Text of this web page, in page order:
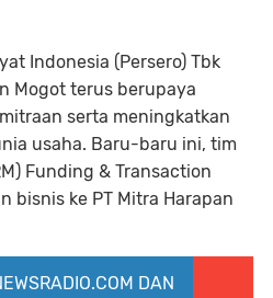
Indonesia (Persero) Tbk
Mogot terus berupaya
serta meningkatkan
usaha. Baru-baru ini, tim
Funding & Transaction
bisnis ke PT Mitra Harapan
DAN